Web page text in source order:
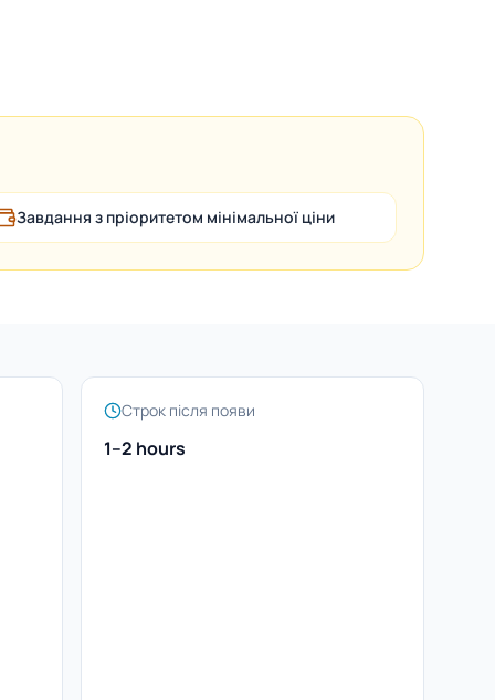
Завдання з пріоритетом мінімальної ціни
Строк після появи
1–2 hours